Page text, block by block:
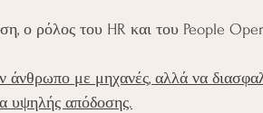
ο ρόλος του HR και του People
άνθρωπο με μηχανές, αλλά να
υψηλής απόδοσης.